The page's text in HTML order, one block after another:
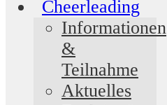
Cheerleading
Informationen
&
Teilnahme
Aktuelles